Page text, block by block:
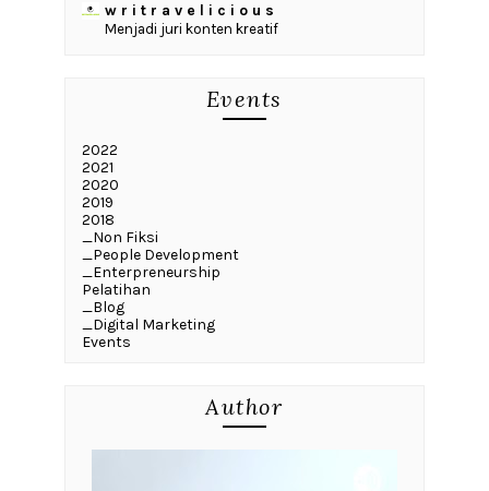
w r i t r a v e l i c i o u s
Menjadi juri konten kreatif
Events
2022
2021
2020
2019
2018
_Non Fiksi
_People Development
_Enterpreneurship
Pelatihan
_Blog
_Digital Marketing
Events
Author